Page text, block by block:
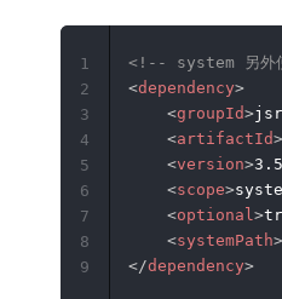
<!-- system 另外
<dependency>
<groupId>jsr
<artifactId>
<version>3.5
<scope>
<optional>
<systemPath>
</dependency>
1
2
3
4
5
6
7
8
9